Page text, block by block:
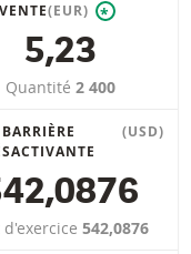
VENTE(EUR) *
5,23
Quantité 2 400
BARRIÈRE
(USD)
d'exercice 542,0876